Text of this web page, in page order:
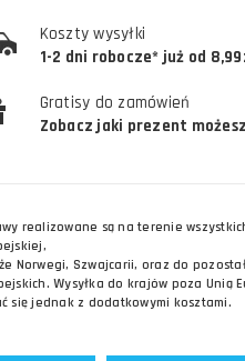
Koszty wysyłki
1-2 dni robocze* już od
Gratisy do zamówień
Zobacz jaki prezent
realizowane są na terenie
Norwegi, Szwajcarii, oraz do
Wysyłka do krajów poza Unią
się jednak z dodatkowymi kosztami.